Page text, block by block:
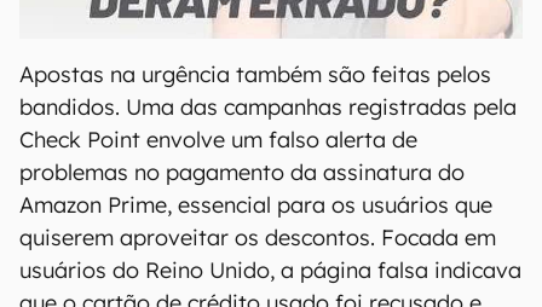
00:00/21:11
Apostas na urgência também são feitas pelos
bandidos. Uma das campanhas registradas pela
Check Point envolve um falso alerta de
problemas no pagamento da assinatura do
Amazon Prime, essencial para os usuários que
quiserem aproveitar os descontos. Focada em
usuários do Reino Unido, a página falsa indicava